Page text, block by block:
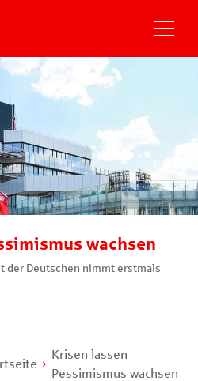
wachsen
der Deutschen nimmt erstmals
Krisen lassen
Pessimismus wachsen